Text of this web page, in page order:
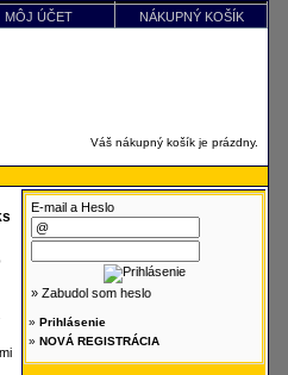
MÔJ ÚČET NÁKUPNÝ KOŠÍK
Váš nákupný košík je prázdny.
E-mail a Heslo
» Zabudol som heslo
» Prihlásenie
» NOVÁ REGISTRÁCIA